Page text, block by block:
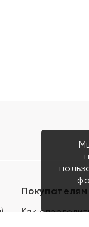
Покупателям
Как